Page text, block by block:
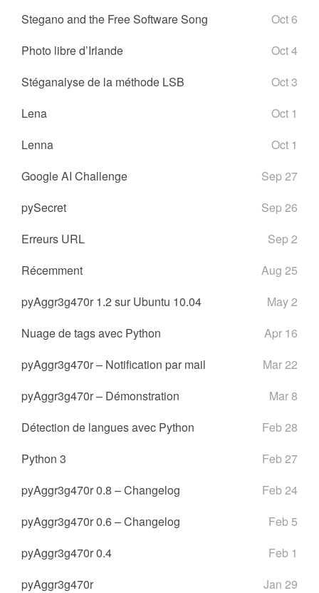
Stegano and the Free Software Song
Oct 6
Photo libre d’Irlande
Oct 4
Stéganalyse de la méthode LSB
Oct 3
Lena
Oct 1
Lenna
Oct 1
Google AI Challenge
Sep 27
pySecret
Sep 26
Erreurs URL
Sep 2
Récemment
Aug 25
pyAggr3g470r 1.2 sur Ubuntu 10.04
May 2
Nuage de tags avec Python
Apr 16
pyAggr3g470r – Notification par mail
Mar 22
pyAggr3g470r – Démonstration
Mar 8
Détection de langues avec Python
Feb 28
Python 3
Feb 27
pyAggr3g470r 0.8 – Changelog
Feb 24
pyAggr3g470r 0.6 – Changelog
Feb 5
pyAggr3g470r 0.4
Feb 1
pyAggr3g470r
Jan 29